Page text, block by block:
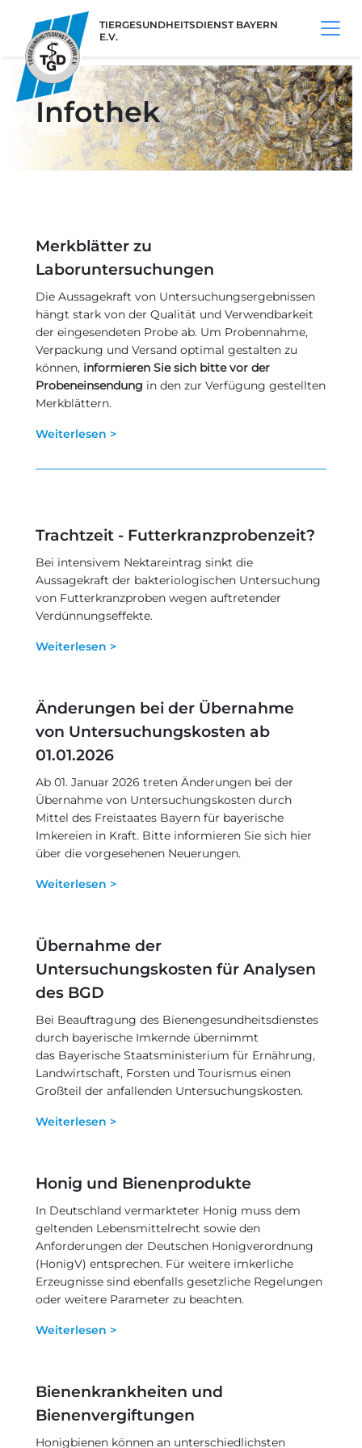
TIERGESUNDHEITSDIENST BAYERN
E.V.
Infothek
Merkblätter zu
Laboruntersuchungen
Die Aussagekraft von Untersuchungsergebnissen
hängt stark von der Qualität und Verwendbarkeit
der eingesendeten Probe ab. Um Probennahme,
Verpackung und Versand optimal gestalten zu
können, informieren Sie sich bitte vor der
Probeneinsendung in den zur Verfügung gestellten
Merkblättern.
Weiterlesen >
Trachtzeit - Futterkranzprobenzeit?
Bei intensivem Nektareintrag sinkt die
Aussagekraft der bakteriologischen Untersuchung
von Futterkranzproben wegen auftretender
Verdünnungseffekte.
Weiterlesen >
Änderungen bei der Übernahme
von Untersuchungskosten ab
01.01.2026
Ab 01. Januar 2026 treten Änderungen bei der
Übernahme von Untersuchungskosten durch
Mittel des Freistaates Bayern für bayerische
Imkereien in Kraft. Bitte informieren Sie sich hier
über die vorgesehenen Neuerungen.
Weiterlesen >
Übernahme der
Untersuchungskosten für Analysen
des BGD
Bei Beauftragung des Bienengesundheitsdienstes
durch bayerische Imkernde übernimmt
das Bayerische Staatsministerium für Ernährung,
Landwirtschaft, Forsten und Tourismus einen
Großteil der anfallenden Untersuchungskosten.
Weiterlesen >
Honig und Bienenprodukte
In Deutschland vermarkteter Honig muss dem
geltenden Lebensmittelrecht sowie den
Anforderungen der Deutschen Honigverordnung
(HonigV) entsprechen. Für weitere imkerliche
Erzeugnisse sind ebenfalls gesetzliche Regelungen
oder weitere Parameter zu beachten.
Weiterlesen >
Bienenkrankheiten und
Bienenvergiftungen
Honigbienen können an unterschiedlichsten